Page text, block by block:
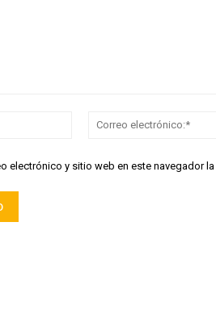
Nombre:*
electrónico y sitio web en este navegador